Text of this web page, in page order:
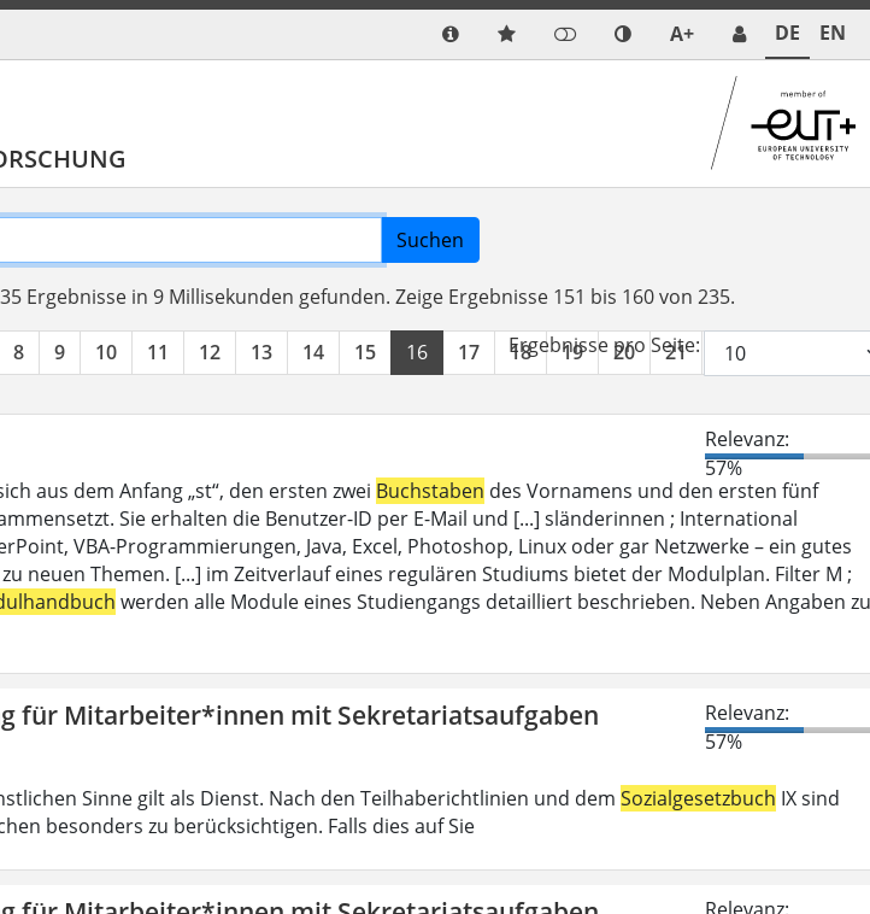
A+ DE EN
Suchen
Ergebnisse in 9 Millisekunden gefunden. Zeige Ergebnisse 151 bis 160 von 235.
8 9 10 11 12 13 14 15 16 17 18 19 20 21 22
Ergebnisse pro Seite:
Relevanz:
57%
aus dem Anfang „st“, den ersten zwei Buchstaben des Vornamens und den ersten fünf
Sie erhalten die Benutzer-ID per E-Mail und [...] sländerinnen ; International
VBA-Programmierungen, Java, Excel, Photoshop, Linux oder gar Netzwerke – ein gutes
neuen Themen. [...] im Zeitverlauf eines regulären Studiums bietet der Modulplan. Filter M ;
werden alle Module eines Studiengangs detailliert beschrieben. Neben Angaben zu
für Mitarbeiter*innen mit Sekretariatsaufgaben
Relevanz:
57%
Sinne gilt als Dienst. Nach den Teilhaberichtlinien und dem Sozialgesetzbuch IX sind
besonders zu berücksichtigen. Falls dies auf Sie
Relevanz: